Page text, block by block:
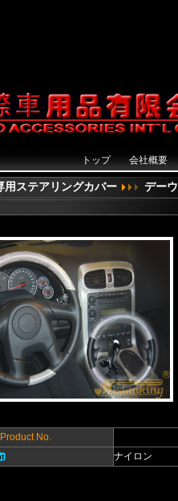
トップ 会社概要
用ステアリングカバー デーウ
Product No.
ナイロン